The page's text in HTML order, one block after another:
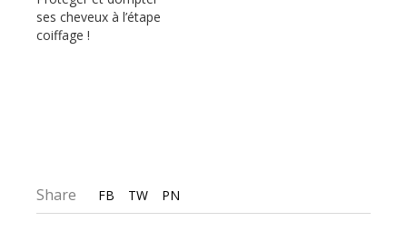
ses cheveux à l’étape
coiffage !
Share FB TW PN